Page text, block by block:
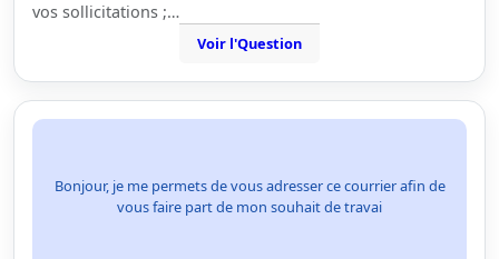
vos sollicitations ;…
Voir l'Question
Bonjour, je me permets de vous adresser ce courrier afin de
vous faire part de mon souhait de travai